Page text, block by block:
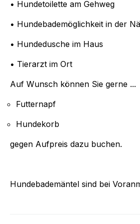
• Hundetoilette am Gehweg
• Hundebademöglichkeit in der
• Hundedusche im Haus
• Tierarzt im Ort
Auf Wunsch können Sie gerne ...
Futternapf
Hundekorb
gegen Aufpreis dazu buchen.
Hundebademäntel sind bei